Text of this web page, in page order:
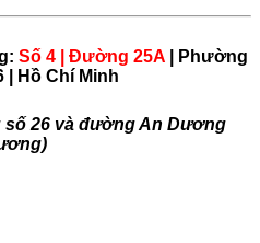
Số 4 | Đường 25A| Phường
| Hồ Chí Minh
26 và đường An Dương